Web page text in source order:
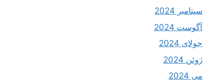
سپتامبر 2024
آگوست 2024
جولای 2024
ژوئن 2024
می 2024